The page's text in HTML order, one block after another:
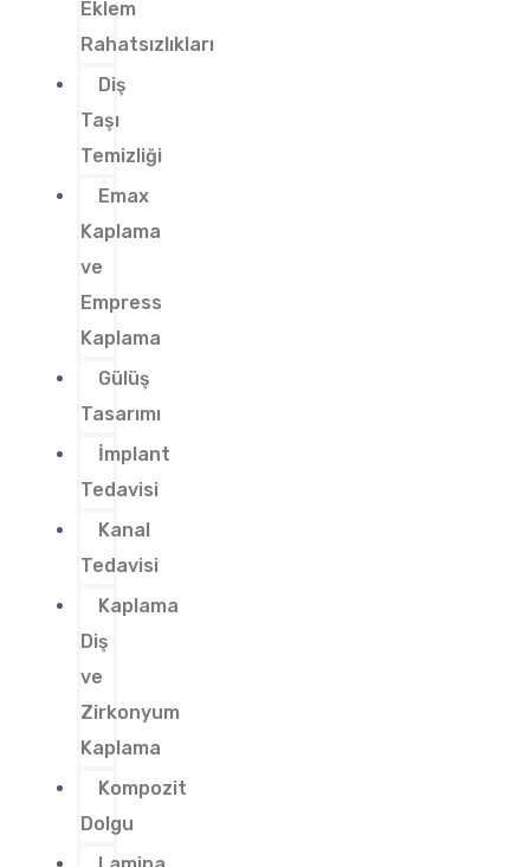
Eklem
Rahatsızlıkları
Diş
Taşı
Temizliği
Emax
Kaplama
ve
Empress
Kaplama
Gülüş
Tasarımı
İmplant
Tedavisi
Kanal
Tedavisi
Kaplama
Diş
ve
Zirkonyum
Kaplama
Kompozit
Dolgu